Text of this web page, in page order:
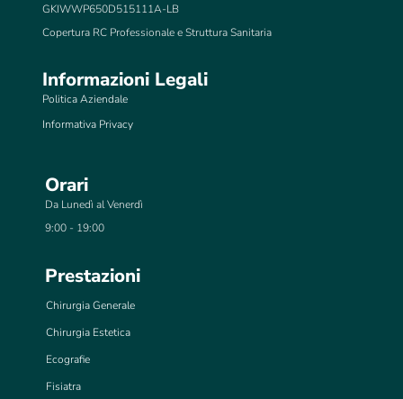
GKIWWP650D515111A-LB
Copertura RC Professionale e Struttura Sanitaria
Informazioni Legali
Politica Aziendale
Informativa Privacy
Orari
Da Lunedì al Venerdì
9:00 - 19:00
Prestazioni
Chirurgia Generale
Chirurgia Estetica
Ecografie
Fisiatra